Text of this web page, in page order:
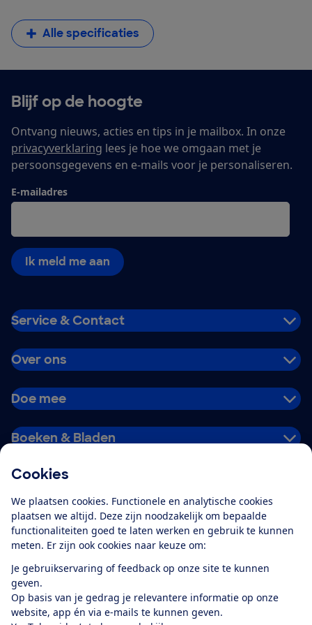
Cookies
We plaatsen cookies. Functionele en analytische cookies
plaatsen we altijd. Deze zijn noodzakelijk om bepaalde
functionaliteiten goed te laten werken en gebruik te kunnen
meten. Er zijn ook cookies naar keuze om:
Je gebruikservaring of feedback op onze site te kunnen
geven.
Op basis van je gedrag je relevantere informatie op onze
website, app én via e-mails te kunnen geven.
Alle specificaties
Blijf op de hoogte
Ontvang nieuws, acties en tips in je mailbox. In onze
privacyverklaring lees je hoe we omgaan met je
persoonsgegevens en e-mails voor je personaliseren.
E-mailadres
Ik meld me aan
Service & Contact
Over ons
Doe mee
Boeken & Bladen
Alles over de
app
Algemene Voorwaarden
Privacyverklaring